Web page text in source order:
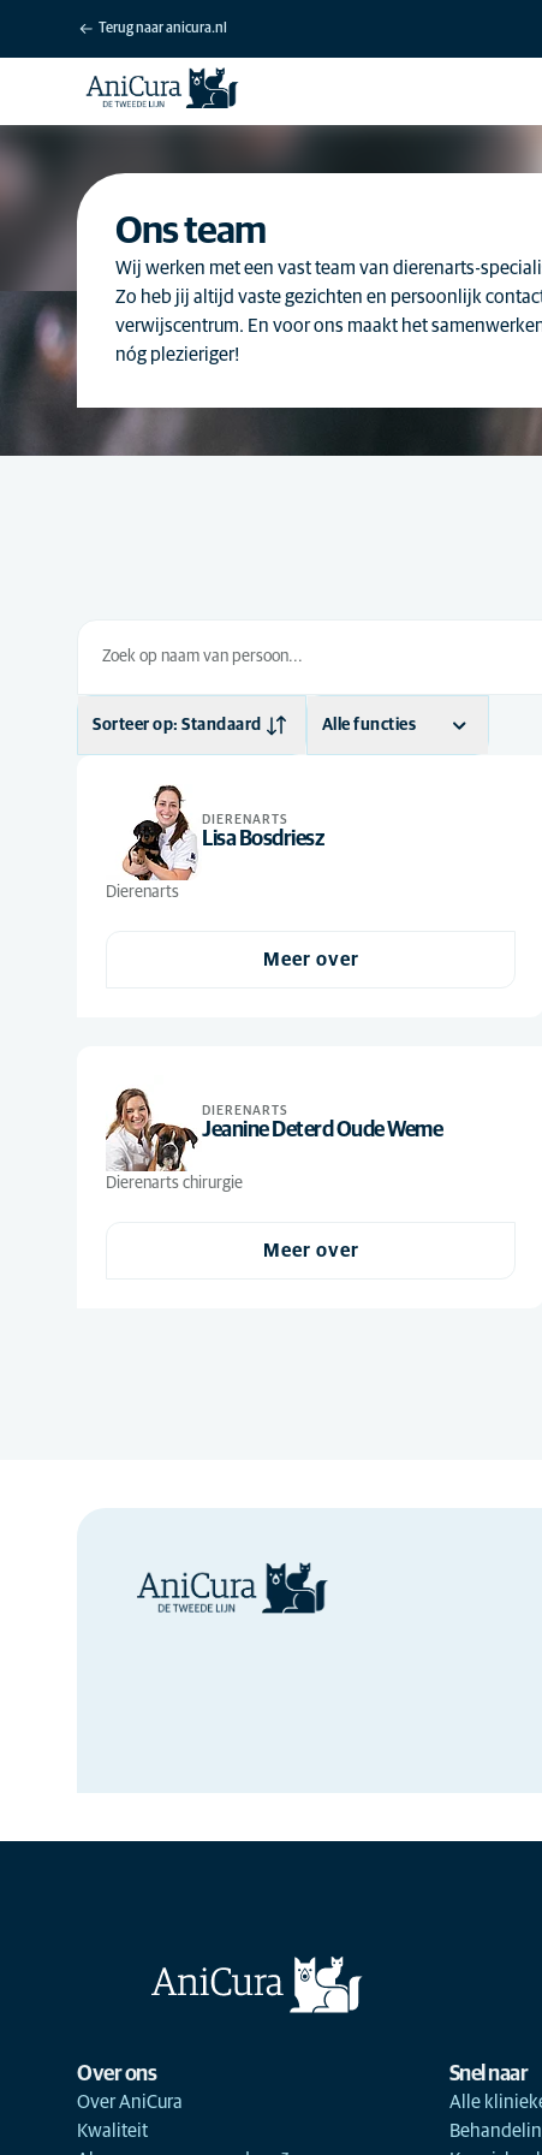
Terug naar anicura.nl
Ons team
Wij werken met een vast team van dierenarts-
Zo heb jij altijd vaste gezichten en persoonlijk
verwijscentrum. En voor ons maakt het
nóg plezieriger!
Sorteer op: Standaard
Alfabetisch
Alle functies
Praktijkmanager
DIERENARTS
Lisa Bosdriesz
Dierenarts
Meer over
DIERENARTS
Jeanine Deterd Oude Weme
Dierenarts chirurgie
Meer over
Over ons
Over AniCura
Kwaliteit
Snel naar
Alle